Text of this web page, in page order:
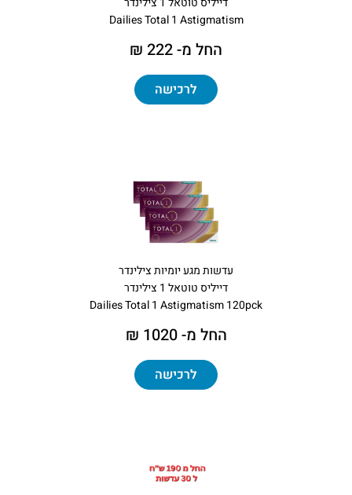
Dailies Total 1 Astigmatism
החל מ- 222 ₪
לרכישה
עדשות מגע יומיות צילינדר
דייליס טוטאל 1 צילינדר
Dailies Total 1 Astigmatism 120pck
החל מ- 1020 ₪
לרכישה